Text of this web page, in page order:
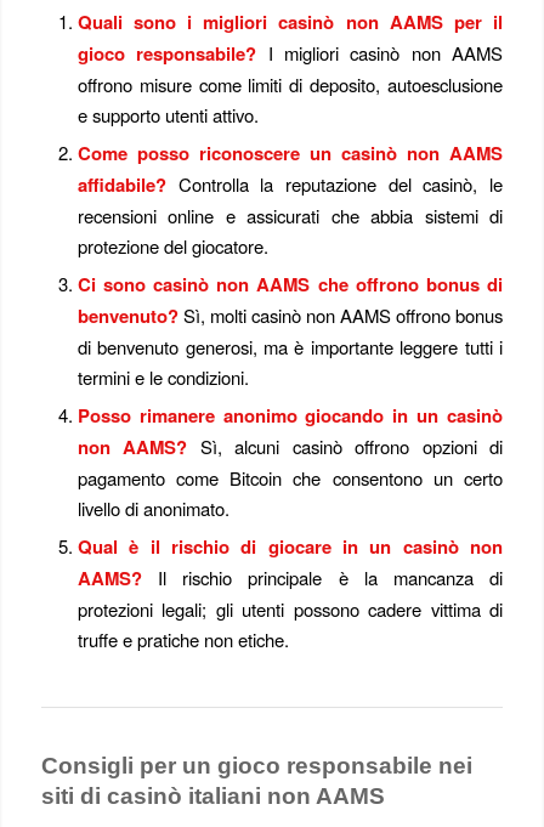
Quali sono i migliori casinò non AAMS per il
gioco responsabile? I migliori casinò non AAMS
offrono misure come limiti di deposito, autoesclusione
e supporto utenti attivo.
Come posso riconoscere un casinò non AAMS
affidabile?Controlla la reputazione del casinò, le
recensioni online e assicurati che abbia sistemi di
protezione del giocatore.
Ci sono casinò non AAMS che offrono bonus di
benvenuto?Sì, molti casinò non AAMS offrono bonus
di benvenuto generosi, ma è importante leggere tutti i
termini e le condizioni.
Posso rimanere anonimo giocando in un casinò
non AAMS? Sì, alcuni casinò offrono opzioni di
pagamento come Bitcoin che consentono un certo
livello di anonimato.
Qual è il rischio di giocare in un casinò non
AAMS?Il rischio principale è la mancanza di
protezioni legali; gli utenti possono cadere vittima di
truffe e pratiche non etiche.
Consigli per un gioco responsabile nei
siti di casinò italiani non AAMS